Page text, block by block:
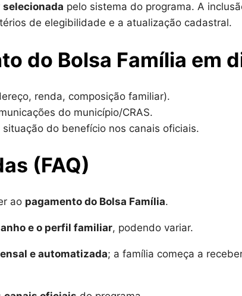
selecionada pelo sistema do programa. A
de elegibilidade e a atualização cadastral.
do Bolsa Família em
renda, composição familiar).
do município/CRAS.
do benefício nos canais oficiais.
(FAQ)
ao pagamento do Bolsa Família.
e o perfil familiar, podendo variar.
e automatizada; a família começa a